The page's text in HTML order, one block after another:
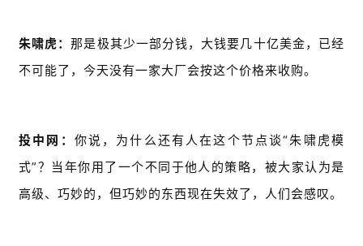
朱啸虎：那是极其少一部分钱，大钱要几十亿美金，已经
不可能了，今天没有一家大厂会按这个价格来收购。
投中网： 你说，为什么还有人在这个节点谈“朱啸虎模
式”？当年你用了一个不同于他人的策略，被大家认为是
高级、巧妙的，但巧妙的东西现在失效了，人们会感叹。